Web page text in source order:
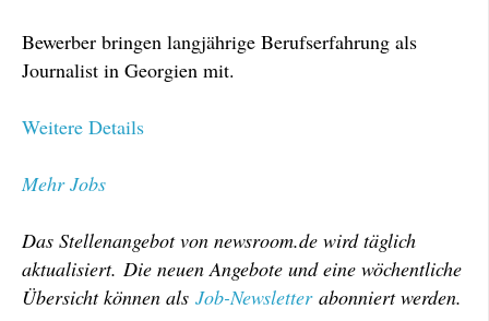
Bewerber bringen langjährige Berufserfahrung als
Journalist in Georgien mit.
Weitere Details
Mehr Jobs
Das Stellenangebot von newsroom.de wird täglich
aktualisiert. Die neuen Angebote und eine wöchentliche
Übersicht können als Job-Newsletterabonniert werden.